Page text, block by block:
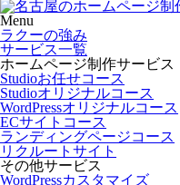
Menu
ラクーの強み
サービス一覧
ホームページ制作サービス
Studioお任せコース
Studioオリジナルコース
WordPressオリジナルコース
ECサイトコース
ランディングページコース
リクルートサイト
その他サービス
WordPressカスタマイズ